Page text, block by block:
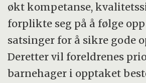
økt kompetanse,
forplikte seg på å følge
satsinger for å sikre gode
Deretter vil foreldrenes
barnehager i opptaket